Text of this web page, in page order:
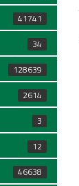
41741
34
128639
2614
3
12
46638